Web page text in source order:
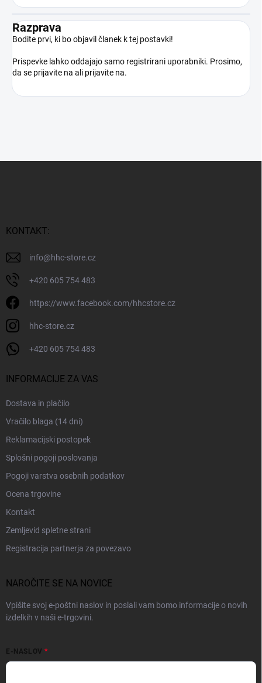
Razprava
Bodite prvi, ki bo objavil članek k tej postavki!
Prispevke lahko oddajajo samo registrirani uporabniki. Prosimo,
da se prijavite na ali prijavite na.
KONTAKT:
info@hhc-store.cz
+420 605 754 483
https://www.facebook.com/hhcstore.cz
hhc-store.cz
+420 605 754 483
INFORMACIJE ZA VAS
Dostava in plačilo
Vračilo blaga (14 dni)
Reklamacijski postopek
Splošni pogoji poslovanja
Pogoji varstva osebnih podatkov
Ocena trgovine
Kontakt
Zemljevid spletne strani
Registracija partnerja za povezavo
NAROČITE SE NA NOVICE
Vpišite svoj e-poštni naslov in poslali vam bomo informacije o novih
izdelkih v naši e-trgovini.
E-NASLOV